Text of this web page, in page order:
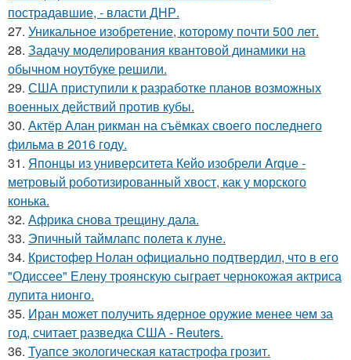
пострадавшие, - власти ДНР.
27. Уникальное изобретение, которому почти 500 лет.
28. Задачу моделирования квантовой динамики на
обычном ноутбуке решили.
29. США приступили к разработке планов возможных
военных действий против кубы.
30. Актёр Алан рикман на съёмках своего последнего
фильма в 2016 году.
31. Японцы из университета Кейо изобрели Arque -
метровый роботизированный хвост, как у морского
конька.
32. Африка снова трещину дала.
33. Эпичный таймлапс полета к луне.
34. Кристофер Нолан официально подтвердил, что в его
"Одиссее" Елену троянскую сыграет чернокожая актриса
лупита нионго.
35. Иран может получить ядерное оружие менее чем за
год, считает разведка США - Reuters.
36. Туапсе экологическая катастрофа грозит.